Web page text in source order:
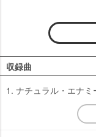
収録曲
1. ナチュラル・エナミ